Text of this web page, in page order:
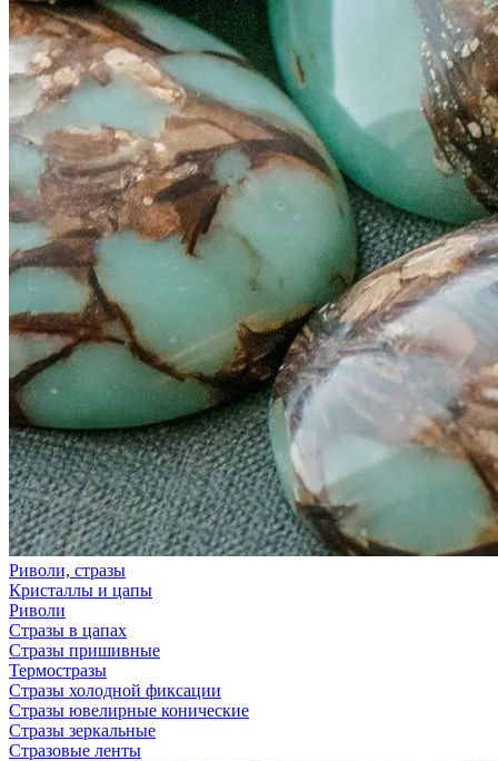
Риволи, стразы
Кристаллы и цапы
Риволи
Стразы в цапах
Стразы пришивные
Термостразы
Стразы холодной фиксации
Стразы ювелирные конические
Стразы зеркальные
Стразовые ленты